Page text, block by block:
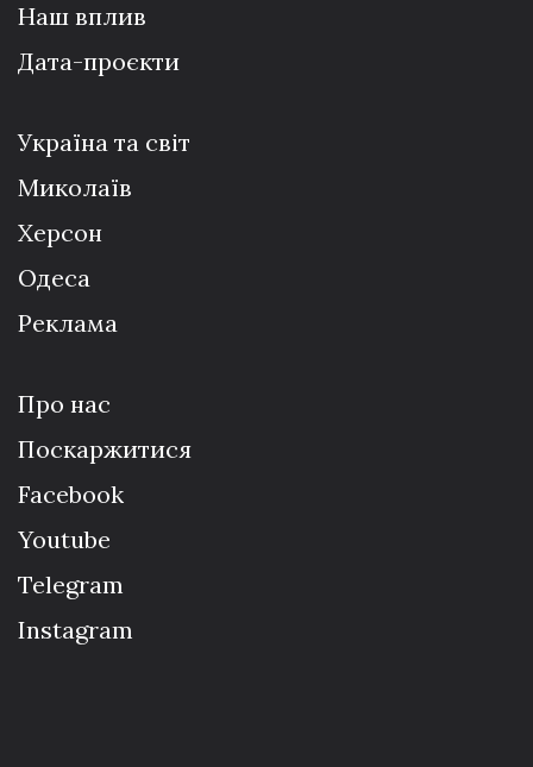
Наш вплив
Дата-проєкти
Україна та світ
Миколаїв
Херсон
Одеса
Реклама
Про нас
Поскаржитися
Facebook
Youtube
Telegram
Instagram